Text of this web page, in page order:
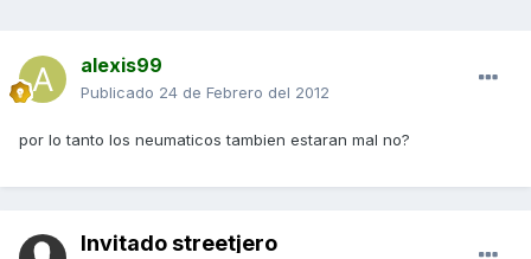
alexis99
Publicado 24 de Febrero del 2012
por lo tanto los neumaticos tambien estaran mal no?
Invitado streetjero